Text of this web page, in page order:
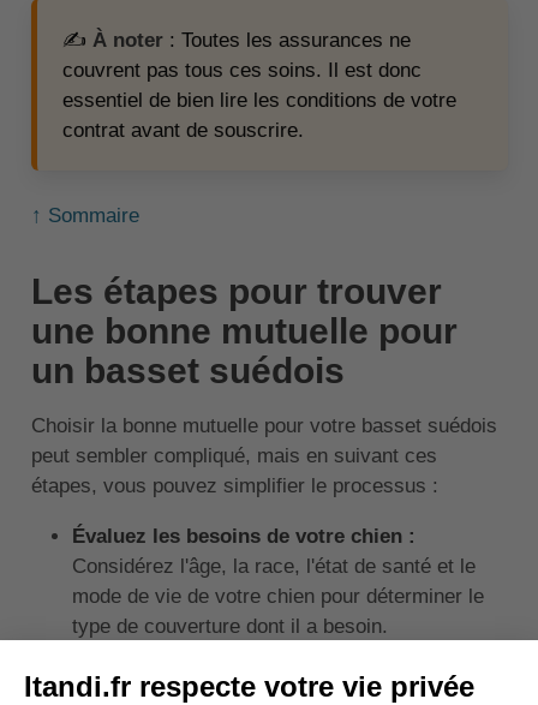
✍️ À noter: Toutes les assurances ne
couvrent pas tous ces soins. Il est donc
essentiel de bien lire les conditions de votre
contrat avant de souscrire.
↑ Sommaire
Les étapes pour trouver
une bonne mutuelle pour
un basset suédois
Choisir la bonne mutuelle pour votre basset suédois
peut sembler compliqué, mais en suivant ces
étapes, vous pouvez simplifier le processus :
Évaluez les besoins de votre chien :
Considérez l'âge, la race, l'état de santé et le
mode de vie de votre chien pour déterminer le
type de couverture dont il a besoin.
en ligne pour comparer les différentes offres